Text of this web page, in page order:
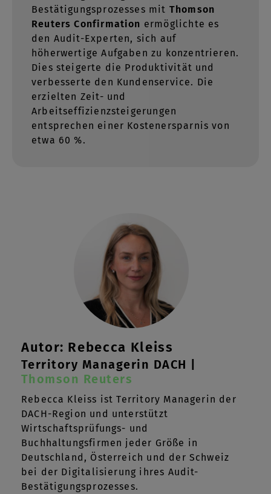
Bestätigungsprozesses mit Thomson
Reuters Confirmation ermöglichte es
den Audit-Experten, sich auf
höherwertige Aufgaben zu konzentrieren.
Dies steigerte die Produktivität und
verbesserte den Kundenservice. Die
erzielten Zeit- und
Arbeitseffizienzsteigerungen
entsprechen einer Kostenersparnis von
etwa 60 %.
Autor: Rebecca Kleiss
Territory Managerin DACH |
Thomson Reuters
Rebecca Kleiss ist Territory Managerin der
DACH-Region und unterstützt
Wirtschaftsprüfungs- und
Buchhaltungsfirmen jeder Größe in
Deutschland, Österreich und der Schweiz
bei der Digitalisierung ihres Audit-
Bestätigungsprozesses.